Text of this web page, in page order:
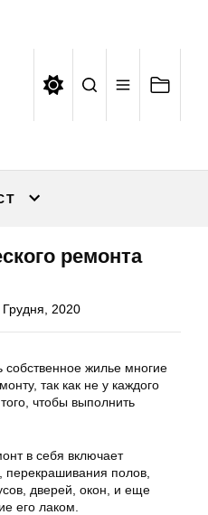
ремонта
Грудня, 2020
жилье многие
так как не у каждого
чтобы выполнить
в себя включает
перекрашивания полов,
дверей, окон, и еще
его лаком.